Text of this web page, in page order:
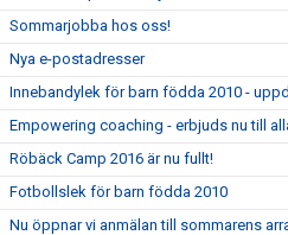
Sommarjobba hos oss!
Nya e-postadresser
Innebandylek för barn födda 2010 -
Empowering coaching - erbjuds nu till
Röbäck Camp 2016 är nu fullt!
Fotbollslek för barn födda 2010
Nu öppnar vi anmälan till sommarens